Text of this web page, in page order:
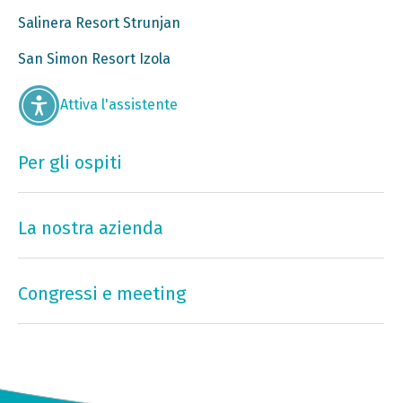
Salinera Resort Strunjan
San Simon Resort Izola
Attiva l'assistente
Per gli ospiti
La nostra azienda
Congressi e meeting